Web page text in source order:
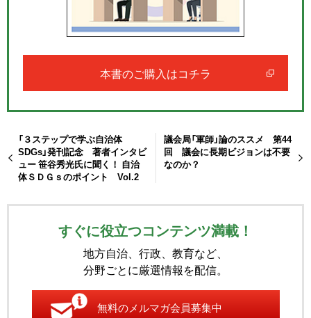
本書のご購入はコチラ
「３ステップで学ぶ自治体
SDGs」発刊記念 著者インタビ
ュー 笹谷秀光氏に聞く！ 自治
体ＳＤＧｓのポイント Vol.2
議会局「軍師」論のススメ 第44
回 議会に長期ビジョンは不要
なのか？
すぐに役立つコンテンツ満載！
地方自治、行政、教育など、
分野ごとに厳選情報を配信。
無料のメルマガ会員募集中